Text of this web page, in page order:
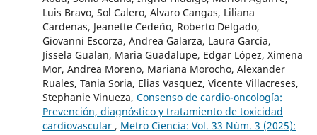
Luis Bravo, Sol Calero, Alvaro Cangas, Liliana
Cardenas, Jeanette Cedeño, Roberto Delgado,
Giovanni Escorza, Andrea Galarza, Laura García,
Jissela Gualan, Maria Guadalupe, Edgar López, Ximena
Mor, Andrea Moreno, Mariana Morocho, Alexander
Ruales, Tania Soria, Elias Vasquez, Vicente Villacreses,
Stephanie Vinueza, Consenso de cardio-oncología:
Prevención, diagnóstico y tratamiento de toxicidad
cardiovascular , Metro Ciencia: Vol. 33 Núm. 3 (2025):